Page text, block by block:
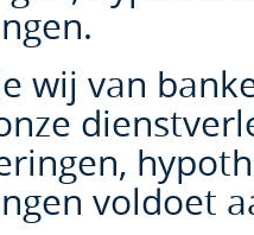
wij van
voldoet